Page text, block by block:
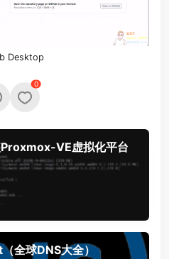
Desktop
0
VE虚拟化平台
全球DNS大全）